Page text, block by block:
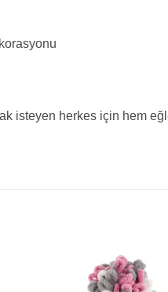
isteyen herkes için hem